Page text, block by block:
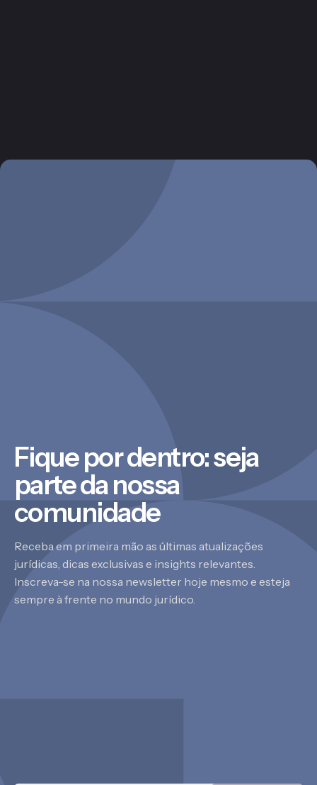
Fique por dentro: seja
parte da nossa
comunidade
Receba em primeira mão as últimas atualizações
jurídicas, dicas exclusivas e insights relevantes.
Inscreva-se na nossa newsletter hoje mesmo e esteja
sempre à frente no mundo jurídico.